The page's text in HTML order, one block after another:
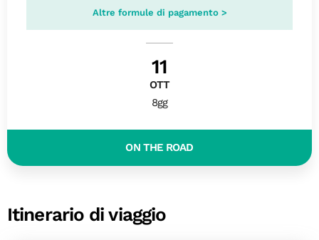
Altre formule di pagamento >
11
OTT
8gg
ON THE ROAD
Itinerario di viaggio